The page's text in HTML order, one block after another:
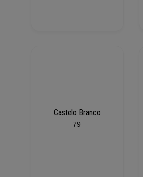
Castelo Branco
79